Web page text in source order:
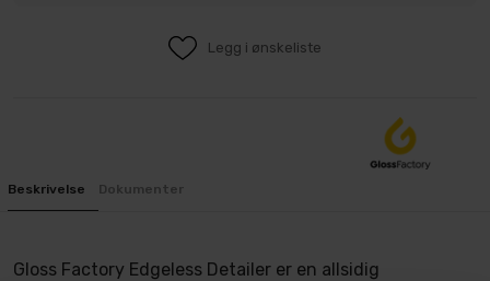
Legg i ønskeliste
Beskrivelse Dokumenter
Gloss Factory Edgeless Detailer er en allsidig